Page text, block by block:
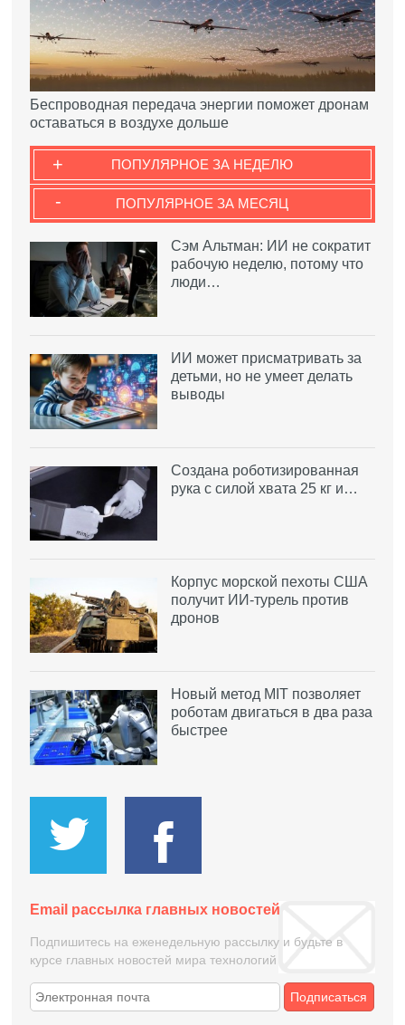
Беспроводная передача энергии поможет дронам
оставаться в воздухе дольше
ПОПУЛЯРНОЕ ЗА НЕДЕЛЮ
+
ПОПУЛЯРНОЕ ЗА МЕСЯЦ
-
Сэм Альтман: ИИ не сократит
рабочую неделю, потому что
люди…
ИИ может присматривать за
детьми, но не умеет делать
выводы
Создана роботизированная
рука с силой хвата 25 кг и…
Корпус морской пехоты США
получит ИИ-турель против
дронов
Новый метод MIT позволяет
роботам двигаться в два раза
быстрее
Email рассылка главных новостей
Подпишитесь на еженедельную рассылку и будьте в
курсе главных новостей мира технологий
Подписаться